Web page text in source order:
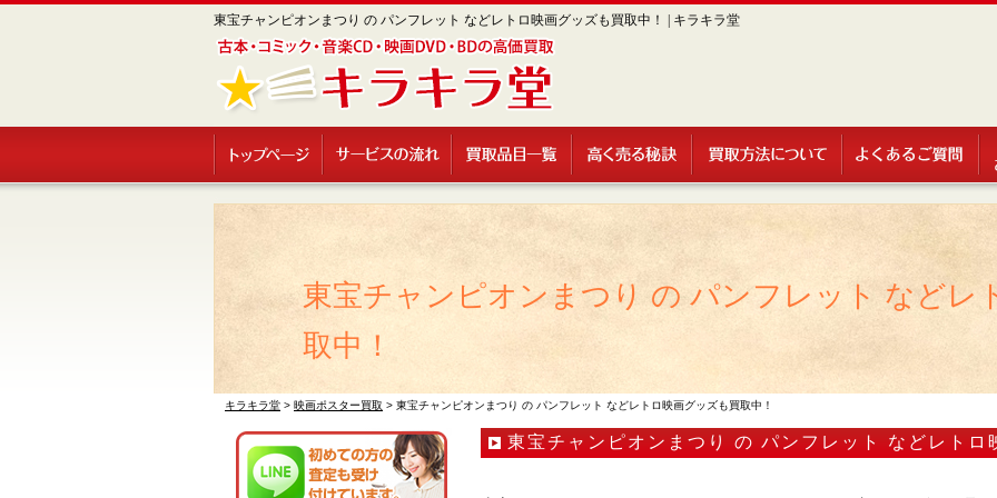
東宝チャンピオンまつり の パンフレット などレトロ映画グッズも買取中！ | キラキラ堂
東宝チャンピオンまつり の パンフレット などレ
取中！
キラキラ堂 > 映画ポスター買取 > 東宝チャンピオンまつり の パンフレット などレトロ映画グッズも買取中！
東宝チャンピオンまつり の パンフレット などレトロ